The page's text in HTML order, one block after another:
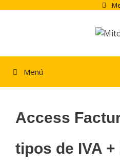
Menú
Access
tipos de IVA +